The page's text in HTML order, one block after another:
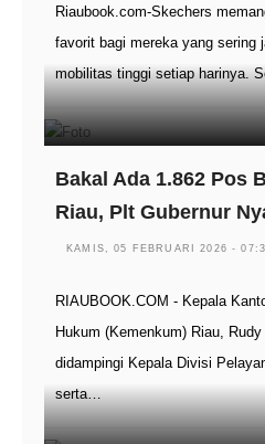
Riaubook.com-Skechers
favorit bagi mereka yang sering
mobilitas tinggi setiap harinya.
Bakal Ada 1.862 Pos
Riau, Plt Gubernur
KAMIS, 05 FEBRUARI 2026 -
RIAUBOOK.COM - Kepala
Hukum (Kemenkum) Riau,
didampingi Kepala Divisi
serta…